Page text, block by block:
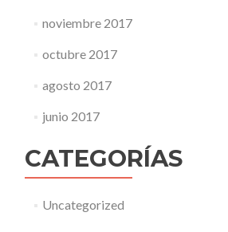
noviembre 2017
octubre 2017
agosto 2017
junio 2017
CATEGORÍAS
Uncategorized